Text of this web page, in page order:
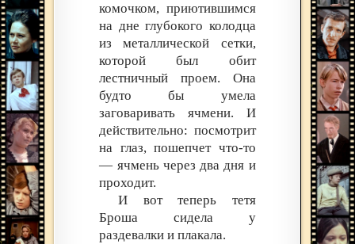
комочком, приютившимся
на дне глубокого колодца
из металлической сетки,
которой был обит
лестничный проем. Она
будто бы умела
заговаривать ячмени. И
действительно: посмотрит
на глаз, пошепчет что-то
— ячмень через два дня и
проходит.
И вот теперь тетя
Броша сидела у
раздевалки и плакала.